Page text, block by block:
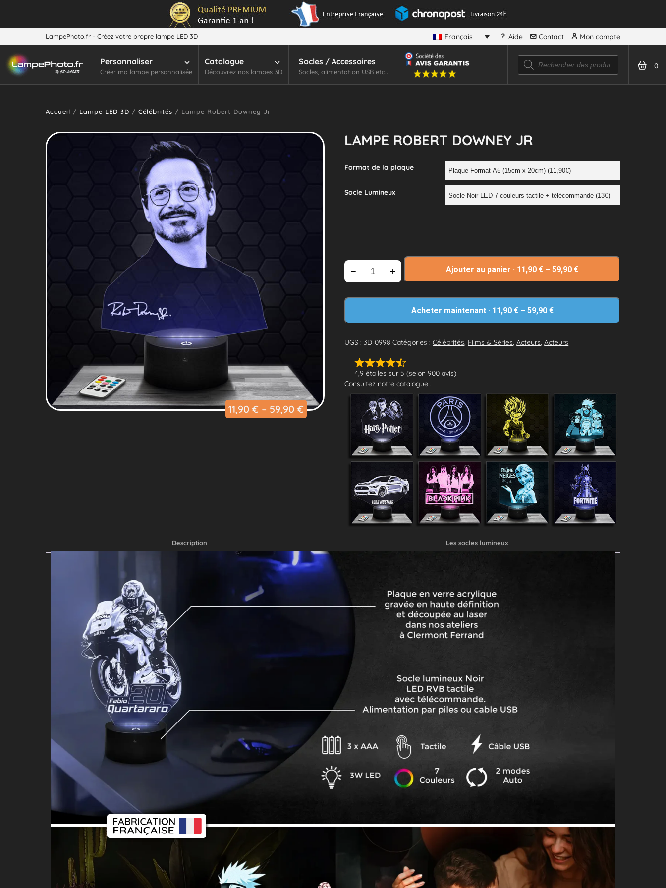
LampePhoto.fr - Créez votre propre lampe LED 3D Français Aide Contact Mon compte
Personnaliser
Créer ma lampe personnalisée
Catalogue
Découvrez nos lampes 3D
Socles / Accessoires
Socles, alimentation USB etc..
0
Accueil / Lampe LED 3D / Célébrités / Lampe Robert Downey Jr
11,90 €– 59,90 €
LAMPE ROBERT DOWNEY JR
4,9 étoiles sur 5 (selon 900 avis)
Consultez notre catalogue :
Format de la plaque
Socle Lumineux
− + Ajouter au panier · 11,90€ –59,90€
Acheter maintenant · 11,90€ –59,90€
UGS :3D-0998 Catégories :Célébrités, Films & Séries,Acteurs,Acteurs
Description Les socles lumineux